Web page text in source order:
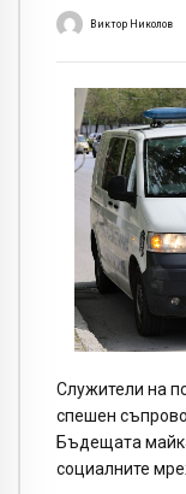
Виктор Николов
Служители на
спешен
Бъдещата
социалните